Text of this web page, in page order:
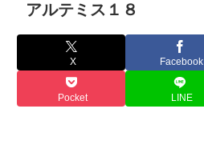
アルテミス１８
X Facebook
Pocket LINE